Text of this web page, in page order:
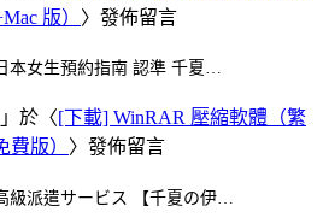
版） 〉發佈留言
本女生預約指南 認準 千夏…
」於〈 [下載] WinRAR 壓縮軟體（繁
費版）
〉發佈留言
級派遣サービス 【千夏の伊…